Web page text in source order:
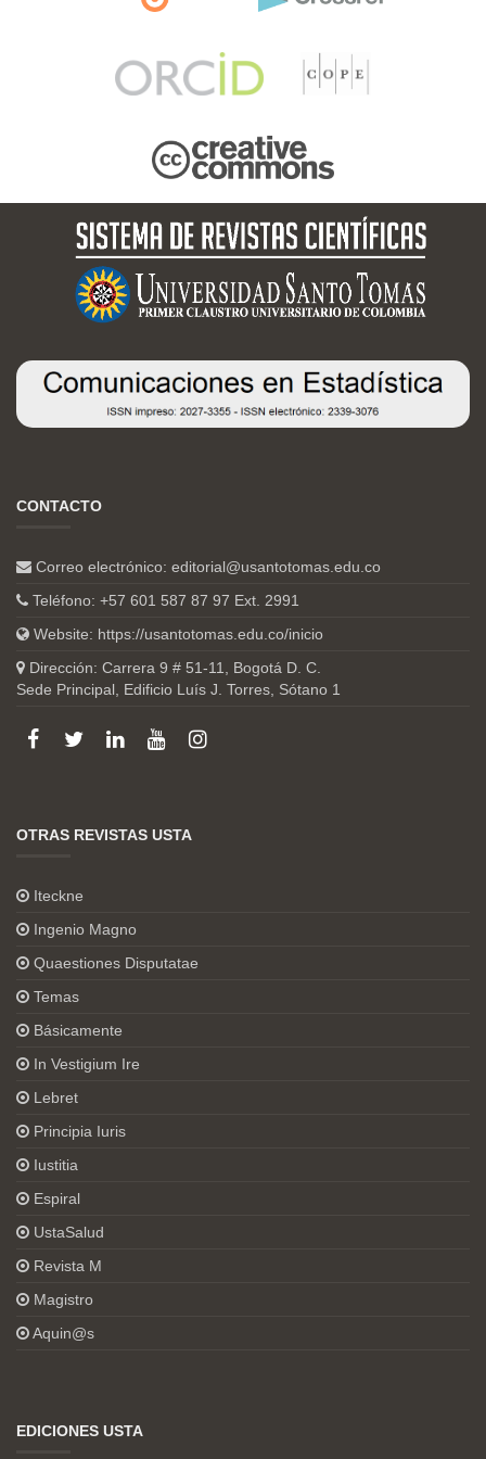
CONTACTO
Correo electrónico: editorial@usantotomas.edu.co
Teléfono: +57 601 587 87 97 Ext. 2991
Website: https://usantotomas.edu.co/inicio
Dirección: Carrera 9 # 51-11, Bogotá D. C.
Sede Principal, Edificio Luís J. Torres, Sótano 1
OTRAS REVISTAS USTA
Iteckne
Ingenio Magno
Quaestiones Disputatae
Temas
Básicamente
In Vestigium Ire
Lebret
Principia Iuris
Iustitia
Espiral
UstaSalud
Revista M
Magistro
Aquin@s
EDICIONES USTA